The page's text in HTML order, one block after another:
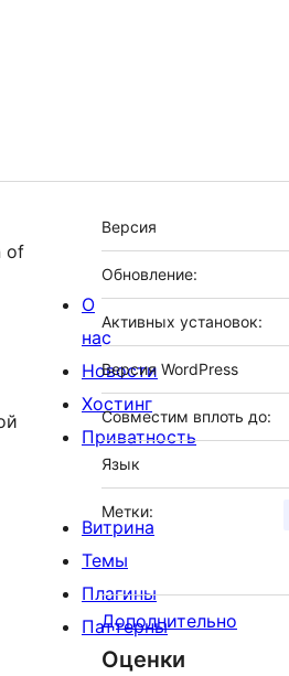
of
Мета
Версия
Обновление:
Активных установок:
Версия WordPress
Совместим вплоть до:
Язык
Метки:
Дополнительно
Оценки
О
нас
Новости
Хостинг
Приватность
Витрина
Темы
Плагины
Паттерны